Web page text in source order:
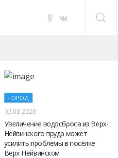
ГОРОД
03.08.2026
Увеличение водосброса из Верх-
Нейвинского пруда может
усилить проблемы в посёлке
Верх-Нейвинском